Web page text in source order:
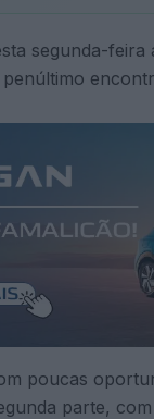
segunda-
penúltimo
poucas
parte,